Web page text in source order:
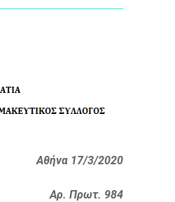
Αθήνα 17/3/2020
Αρ. Πρωτ. 984